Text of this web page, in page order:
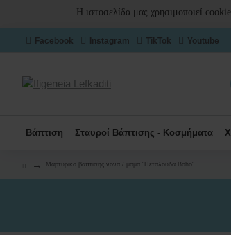
Η ιστοσελίδα μας χρησιμοποιεί
Facebook Instagram TikTok Youtube
Βάπτιση Σταυροί Βάπτισης - Κοσμήματα
Μαρτυρικό βάπτισης νονά / μαμά "Πεταλούδα Boho"